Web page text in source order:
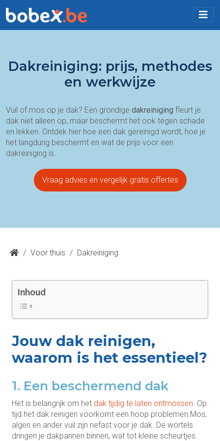
Dakreiniging: prijs, methodes
en werkwijze
Vuil of mos op je dak? Een grondige dakreiniging fleurt je
dak niet alleen op, maar beschermt het ook tegen schade
en lekken. Ontdek hier hoe een dak gereinigd wordt, hoe je
het langdurig beschermt en wat de prijs voor een
dakreiniging is.
Vraag advies en vergelijk gratis offertes
/ Voor thuis / Dakreiniging
Inhoud
Jouw dak reinigen,
waarom is het essentieel?
1. Een beschermend dak
Het is belangrijk om het dak tijdig te laten ontmossen . Op
tijd het dak reinigen voorkomt een hoop problemen.Mos,
algen en ander vuil zijn nefast voor je dak. De wortels
dringen je dakpannen binnen, wat tot kleine scheurtjes